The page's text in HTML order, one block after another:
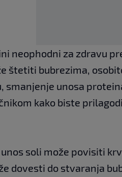
neophodni za zdravu
štetiti bubrezima,
smanjenje unosa
kako biste
soli može povisiti
dovesti do stvaranja